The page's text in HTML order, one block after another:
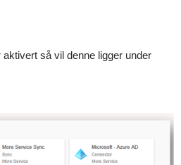
så vil denne ligger under